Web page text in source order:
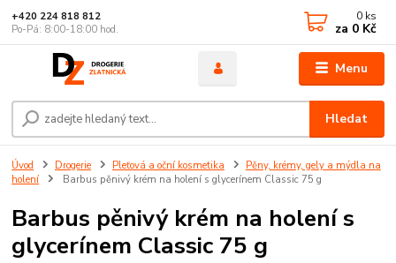
Menu
Hledat
+420 224 818 812
Po-Pá: 8:00-18:00 hod.
0 ks
za 0 Kč
Úvod Drogerie Pleťová a oční kosmetika
Pěny, krémy, gely a mýdla na
holení
Barbus pěnivý krém na holení s glycerínem Classic 75 g
Barbus pěnivý krém na holení s
glycerínem Classic 75 g